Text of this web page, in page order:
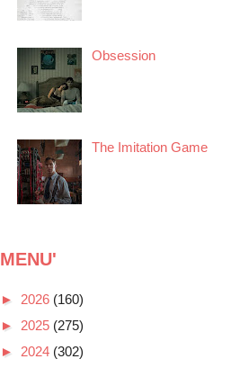
Obsession
The Imitation Game
MENU'
► 2026 (160)
► 2025 (275)
► 2024 (302)